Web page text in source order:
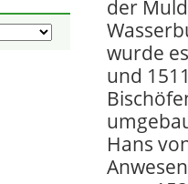
der
wurde
und
Hans